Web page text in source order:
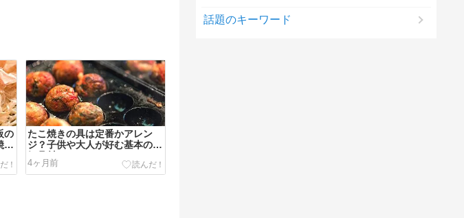
の
き
たこ焼きの具は定番かアレン
ジ？子供や大人が好む基本の人
気具材とは
4ヶ月前
話題のキーワード